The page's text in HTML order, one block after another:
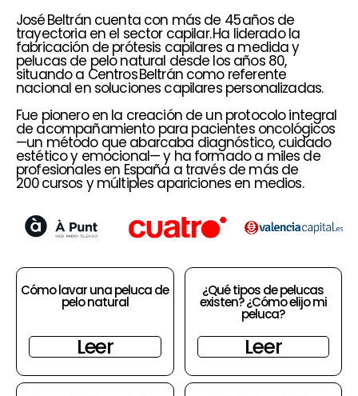
José Beltrán cuenta con más de 45 años de
trayectoria en el sector capilar. Ha liderado la
fabricación de prótesis capilares a medida y
pelucas de pelo natural desde los años 80,
situando a Centros Beltrán como referente
nacional en soluciones capilares personalizadas.
Fue pionero en la creación de un protocolo integral
de acompañamiento para pacientes oncológicos
—un método que abarcaba diagnóstico, cuidado
estético y emocional— y ha formado a miles de
profesionales en España a través de más de
200 cursos y múltiples apariciones en medios.
Cómo lavar una peluca de
pelo natural
Leer
¿Qué tipos de pelucas
existen? ¿Cómo elijo mi
peluca?
Leer